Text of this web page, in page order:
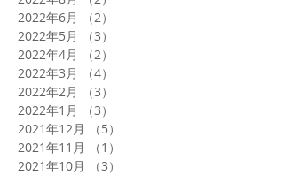
2022年6月
（2）
2022年5月
（3）
2022年4月
（2）
2022年3月
（4）
2022年2月
（3）
2022年1月
（3）
2021年12月
（5）
2021年11月
（1）
2021年10月
（3）